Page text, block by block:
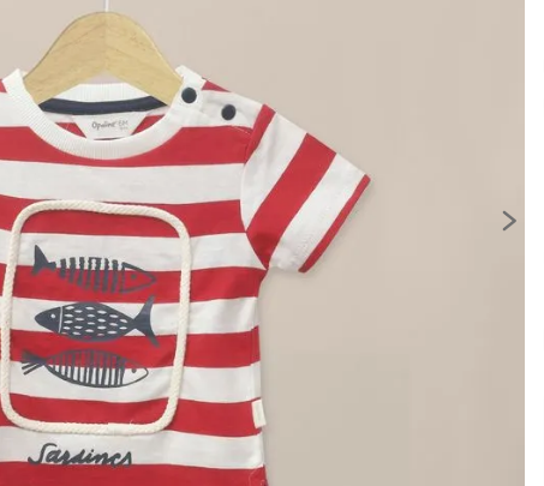
Jeans Denim Infant Niño
19.990
9
10
zapatillas niño